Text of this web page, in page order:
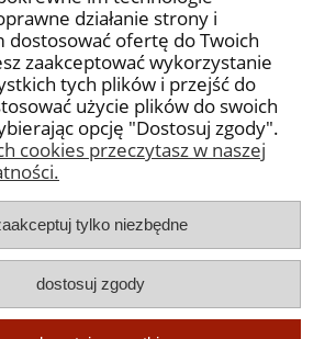
majeranek, cząber, pieprz
granulowany, chili peperonczini,
Moje konto
dostawa i zwroty
Informacje
działanie strony i
dostosować ofertę do Twoich
zaakceptować wykorzystanie
tych plików i przejść do
użycie plików do swoich
opcję "Dostosuj zgody".
cookies przeczytasz w naszej
tylko niezbędne
dostosuj zgody